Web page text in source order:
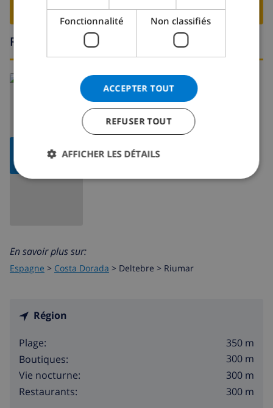
RESERVER CETTE VILLA ›
Région
AFFICHER
LA CARTE
En savoir plus sur:
Espagne > Costa Dorada > Deltebre > Riumar
Région
Plage:
350 m
Boutiques:
300 m
Vie nocturne:
300 m
Restaurants:
300 m
Fonctionnalité Non classifiés
ACCEPTER TOUT
REFUSER TOUT
AFFICHER LES DÉTAILS